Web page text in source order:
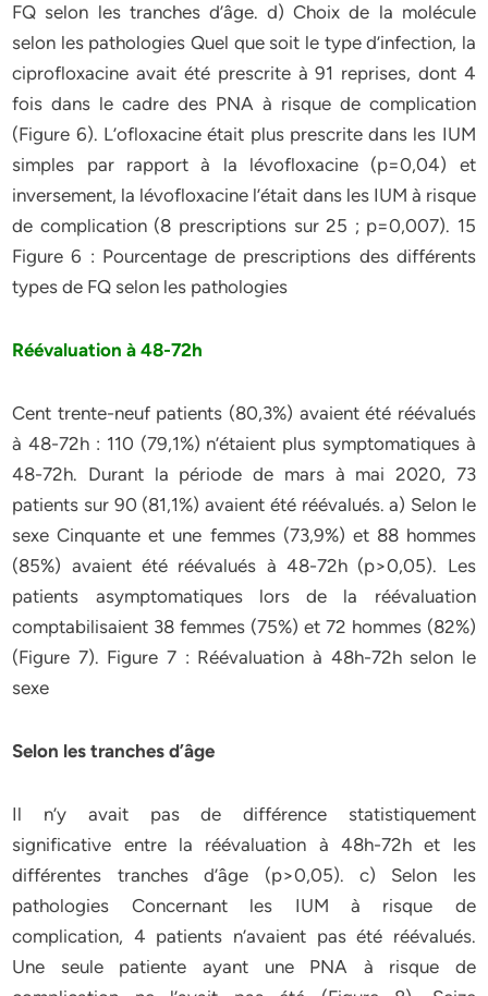
FQ selon les tranches d’âge. d) Choix de la molécule
selon les pathologies Quel que soit le type d’infection, la
ciprofloxacine avait été prescrite à 91 reprises, dont 4
fois dans le cadre des PNA à risque de complication
(Figure 6). L’ofloxacine était plus prescrite dans les IUM
simples par rapport à la lévofloxacine (p=0,04) et
inversement, la lévofloxacine l’était dans les IUM à risque
de complication (8 prescriptions sur 25 ; p=0,007). 15
Figure 6 : Pourcentage de prescriptions des différents
types de FQ selon les pathologies
Réévaluation à 48-72h
Cent trente-neuf patients (80,3%) avaient été réévalués
à 48-72h : 110 (79,1%) n’étaient plus symptomatiques à
48-72h. Durant la période de mars à mai 2020, 73
patients sur 90 (81,1%) avaient été réévalués. a) Selon le
sexe Cinquante et une femmes (73,9%) et 88 hommes
(85%) avaient été réévalués à 48-72h (p>0,05). Les
patients asymptomatiques lors de la réévaluation
comptabilisaient 38 femmes (75%) et 72 hommes (82%)
(Figure 7). Figure 7 : Réévaluation à 48h-72h selon le
sexe
Selon les tranches d’âge
Il n’y avait pas de différence statistiquement
significative entre la réévaluation à 48h-72h et les
différentes tranches d’âge (p>0,05). c) Selon les
pathologies Concernant les IUM à risque de
complication, 4 patients n’avaient pas été réévalués.
Une seule patiente ayant une PNA à risque de